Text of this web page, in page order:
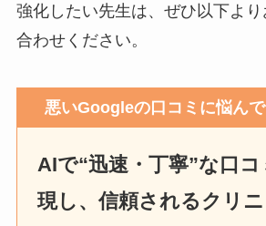
強化したい先生は、ぜひ以下よ
合わせください。
悪いGoogleの口コミに悩ん
AIで“迅速・丁寧”な口
現し、信頼されるクリニ